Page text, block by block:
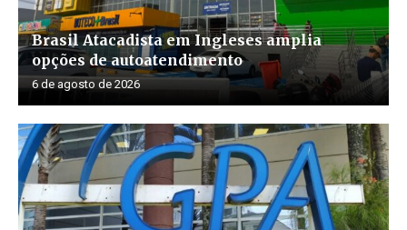
Brasil Atacadista em Ingleses amplia
opções de autoatendimento
6 de agosto de 2026